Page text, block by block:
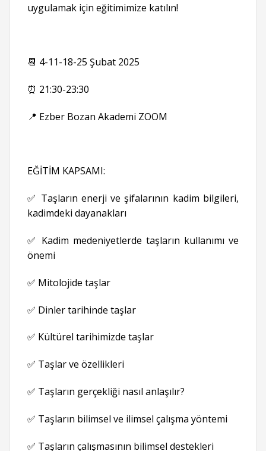
uygulamak için eğitimimize katılın!
📆 4-11-18-25 Şubat 2025
⏰ 21:30-23:30
📍 Ezber Bozan Akademi ZOOM
EĞİTİM KAPSAMI:
✅ Taşların enerji ve şifalarının kadim bilgileri,
kadimdeki dayanakları
✅ Kadim medeniyetlerde taşların kullanımı ve
önemi
✅ Mitolojide taşlar
✅ Dinler tarihinde taşlar
✅ Kültürel tarihimizde taşlar
✅ Taşlar ve özellikleri
✅ Taşların gerçekliği nasıl anlaşılır?
✅ Taşların bilimsel ve ilimsel çalışma yöntemi
✅ Taşların çalışmasının bilimsel destekleri